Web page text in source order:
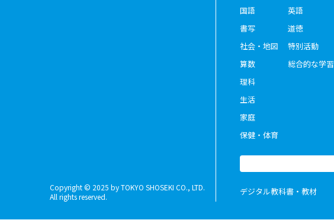
Copyright © 2025 by TOKYO SHOSEKI CO., LTD.
All rights reserved.
国語
書写
社会・地図
算数
理科
生活
家庭
保健・体育
英語
道徳
特別活動
総合的な学習
デジタル教科書・教材